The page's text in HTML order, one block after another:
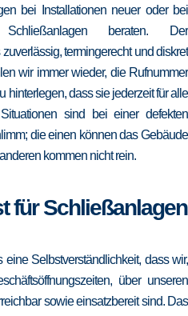
bei Installationen neuer oder bei
Schließanlagen beraten. Der
termingerecht und diskret
wir immer wieder, die Rufnummer
hinterlegen, dass sie jederzeit für alle
sind bei einer defekten
die einen können das Gebäude
kommen nicht rein.
für Schließanlagen
Selbstverständlichkeit, dass wir,
über unseren
sowie einsatzbereit sind. Das